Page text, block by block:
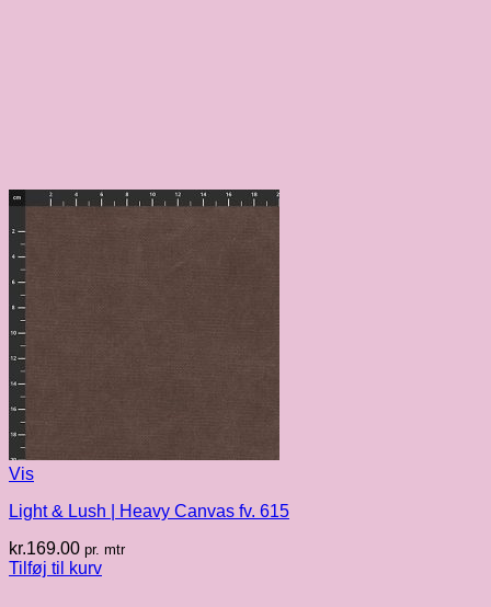
Vis
Light & Lush | Heavy Canvas fv. 615
kr.169.00 pr. mtr
Tilføj til kurv